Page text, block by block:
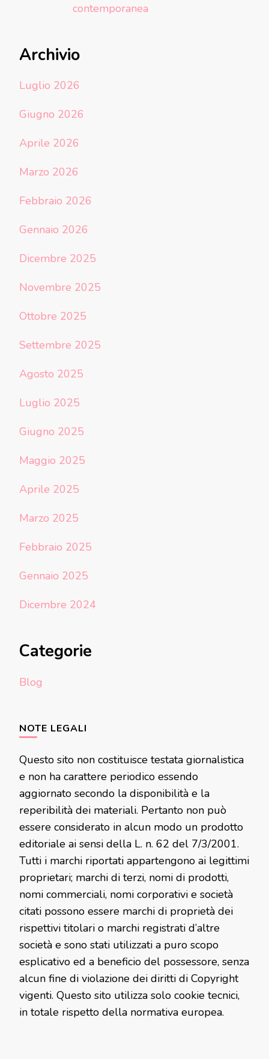
contemporanea
Archivio
Luglio 2026
Giugno 2026
Aprile 2026
Marzo 2026
Febbraio 2026
Gennaio 2026
Dicembre 2025
Novembre 2025
Ottobre 2025
Settembre 2025
Agosto 2025
Luglio 2025
Giugno 2025
Maggio 2025
Aprile 2025
Marzo 2025
Febbraio 2025
Gennaio 2025
Dicembre 2024
Categorie
Blog
NOTE LEGALI
Questo sito non costituisce testata giornalistica
e non ha carattere periodico essendo
aggiornato secondo la disponibilità e la
reperibilità dei materiali. Pertanto non può
essere considerato in alcun modo un prodotto
editoriale ai sensi della L. n. 62 del 7/3/2001.
Tutti i marchi riportati appartengono ai legittimi
proprietari; marchi di terzi, nomi di prodotti,
nomi commerciali, nomi corporativi e società
citati possono essere marchi di proprietà dei
rispettivi titolari o marchi registrati d’altre
società e sono stati utilizzati a puro scopo
esplicativo ed a beneficio del possessore, senza
alcun fine di violazione dei diritti di Copyright
vigenti. Questo sito utilizza solo cookie tecnici,
in totale rispetto della normativa europea.